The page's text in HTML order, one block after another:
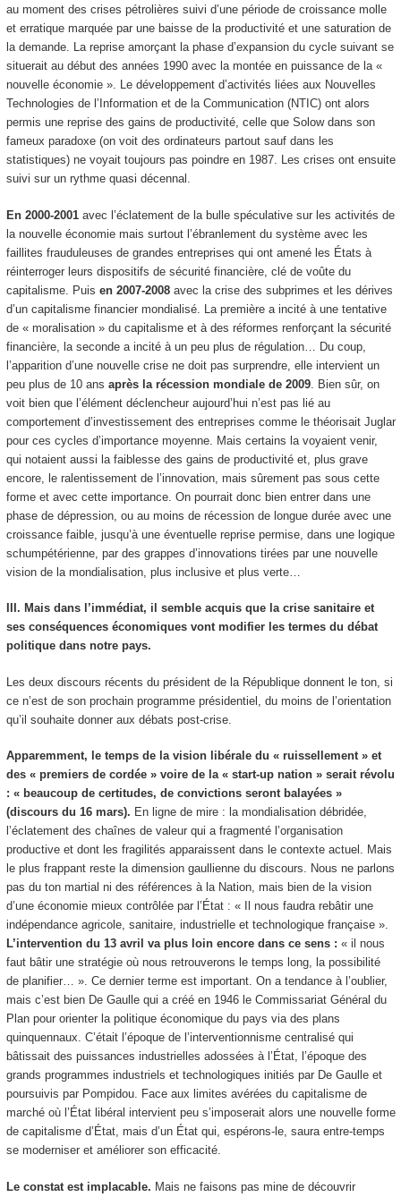
au moment des crises pétrolières suivi d’une période de croissance molle
et erratique marquée par une baisse de la productivité et une saturation de
la demande. La reprise amorçant la phase d’expansion du cycle suivant se
situerait au début des années 1990 avec la montée en puissance de la «
nouvelle économie ». Le développement d’activités liées aux Nouvelles
Technologies de l’Information et de la Communication (NTIC) ont alors
permis une reprise des gains de productivité, celle que Solow dans son
fameux paradoxe (on voit des ordinateurs partout sauf dans les
statistiques) ne voyait toujours pas poindre en 1987. Les crises ont ensuite
suivi sur un rythme quasi décennal.
En 2000-2001avec l’éclatement de la bulle spéculative sur les activités de
la nouvelle économie mais surtout l’ébranlement du système avec les
faillites frauduleuses de grandes entreprises qui ont amené les États à
réinterroger leurs dispositifs de sécurité financière, clé de voûte du
capitalisme. Puis en 2007-2008avec la crise des subprimes et les dérives
d’un capitalisme financier mondialisé. La première a incité à une tentative
de « moralisation » du capitalisme et à des réformes renforçant la sécurité
financière, la seconde a incité à un peu plus de régulation… Du coup,
l’apparition d’une nouvelle crise ne doit pas surprendre, elle intervient un
peu plus de 10 ans après la récession mondiale de 2009. Bien sûr, on
voit bien que l’élément déclencheur aujourd’hui n’est pas lié au
comportement d’investissement des entreprises comme le théorisait Juglar
pour ces cycles d’importance moyenne. Mais certains la voyaient venir,
qui notaient aussi la faiblesse des gains de productivité et, plus grave
encore, le ralentissement de l’innovation, mais sûrement pas sous cette
forme et avec cette importance. On pourrait donc bien entrer dans une
phase de dépression, ou au moins de récession de longue durée avec une
croissance faible, jusqu’à une éventuelle reprise permise, dans une logique
schumpétérienne, par des grappes d’innovations tirées par une nouvelle
vision de la mondialisation, plus inclusive et plus verte…
III. Mais dans l’immédiat, il semble acquis que la crise sanitaire et
ses conséquences économiques vont modifier les termes du débat
politique dans notre pays.
Les deux discours récents du président de la République donnent le ton, si
ce n’est de son prochain programme présidentiel, du moins de l’orientation
qu’il souhaite donner aux débats post-crise.
Apparemment, le temps de la vision libérale du « ruissellement » et
des « premiers de cordée » voire de la « start-up nation » serait révolu
: « beaucoup de certitudes, de convictions seront balayées »
(discours du 16 mars). En ligne de mire : la mondialisation débridée,
l’éclatement des chaînes de valeur qui a fragmenté l’organisation
productive et dont les fragilités apparaissent dans le contexte actuel. Mais
le plus frappant reste la dimension gaullienne du discours. Nous ne parlons
pas du ton martial ni des références à la Nation, mais bien de la vision
d’une économie mieux contrôlée par l’État : « Il nous faudra rebâtir une
indépendance agricole, sanitaire, industrielle et technologique française ».
L’intervention du 13 avril va plus loin encore dans ce sens : « il nous
faut bâtir une stratégie où nous retrouverons le temps long, la possibilité
de planifier… ». Ce dernier terme est important. On a tendance à l’oublier,
mais c’est bien De Gaulle qui a créé en 1946 le Commissariat Général du
Plan pour orienter la politique économique du pays via des plans
quinquennaux. C’était l’époque de l’interventionnisme centralisé qui
bâtissait des puissances industrielles adossées à l’État, l’époque des
grands programmes industriels et technologiques initiés par De Gaulle et
poursuivis par Pompidou. Face aux limites avérées du capitalisme de
marché où l’État libéral intervient peu s’imposerait alors une nouvelle forme
de capitalisme d’État, mais d’un État qui, espérons-le, saura entre-temps
se moderniser et améliorer son efficacité.
Le constat est implacable. Mais ne faisons pas mine de découvrir